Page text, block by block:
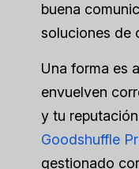
buena
soluciones de
Una forma es
envuelven
y tu
Goodshuffle
gestionado